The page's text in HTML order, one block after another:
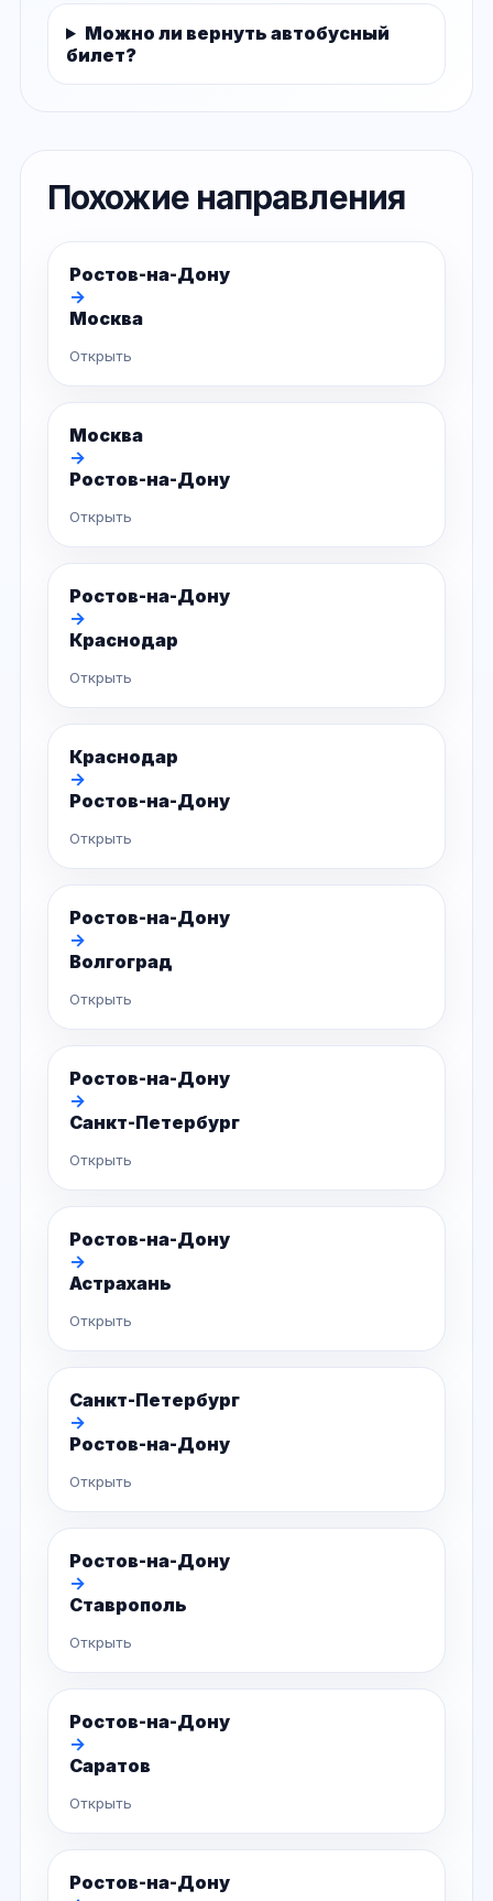
Можно ли вернуть автобусный
билет?
Похожие направления
Ростов-на-Дону
→
Москва
Открыть
Москва
→
Ростов-на-Дону
Открыть
Ростов-на-Дону
→
Краснодар
Открыть
Краснодар
→
Ростов-на-Дону
Открыть
Ростов-на-Дону
→
Волгоград
Открыть
Ростов-на-Дону
→
Санкт-Петербург
Открыть
Ростов-на-Дону
→
Астрахань
Открыть
Санкт-Петербург
→
Ростов-на-Дону
Открыть
Ростов-на-Дону
→
Ставрополь
Открыть
Ростов-на-Дону
→
Саратов
Открыть
Ростов-на-Дону